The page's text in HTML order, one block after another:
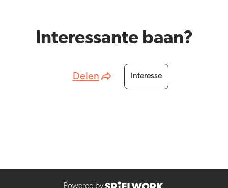
Interessante baan?
Delen Interesse